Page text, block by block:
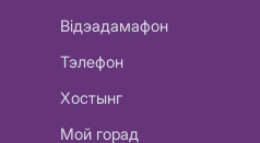
Відэадамафон
Тэлефон
Хостынг
Мой горад